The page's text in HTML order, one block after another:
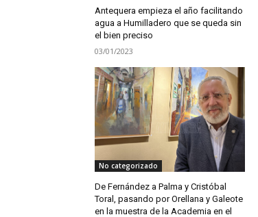
Antequera empieza el año facilitando
agua a Humilladero que se queda sin
el bien preciso
03/01/2023
No categorizado
De Fernández a Palma y Cristóbal
Toral, pasando por Orellana y Galeote
en la muestra de la Academia en el